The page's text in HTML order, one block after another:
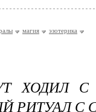
магия эзотерика
ХОДИЛ
РИТУАЛ С